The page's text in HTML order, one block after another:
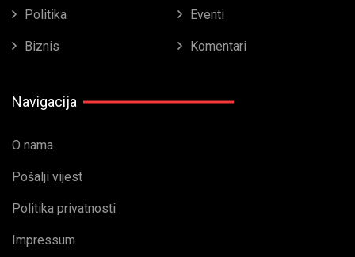
Politika Eventi
Biznis Komentari
Navigacija
O nama
Pošalji vijest
Politika privatnosti
Impressum